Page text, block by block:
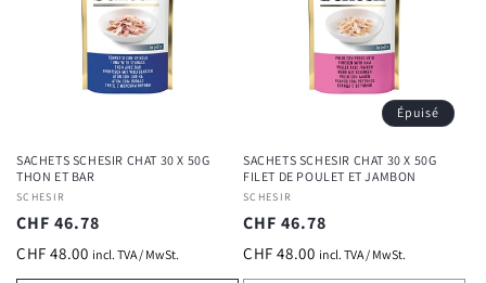
SACHETS SCHESIR CHAT 30 X 50G
THON ET BAR
Fournisseur :
SCHESIR
Prix
habituel
CHF 46.78
CHF 48.00 incl. TVA / MwSt.
Épuisé
SACHETS SCHESIR CHAT 30 X 50G
FILET DE POULET ET JAMBON
Fournisseur :
SCHESIR
Prix
habituel
CHF 46.78
CHF 48.00 incl. TVA / MwSt.